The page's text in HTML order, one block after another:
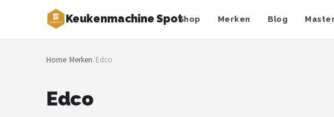
Keukenmachine SpotShop Merken Blog
Zoeken
NAVIGATIE
Home/Merken/Edco
Edco